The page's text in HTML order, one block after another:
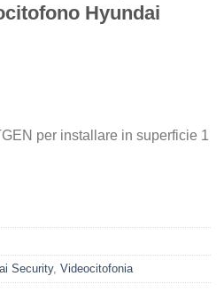
Hyundai
per installare in superficie 1
Security, Videocitofonia